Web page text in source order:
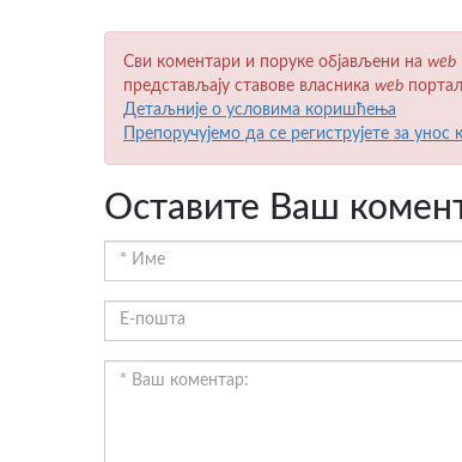
Сви коментари и поруке објављени на wеb
представљају ставове власника wеb
Детаљније о условима коришћења
Препоручујемо да се региструјете за унос
Оставите Ваш